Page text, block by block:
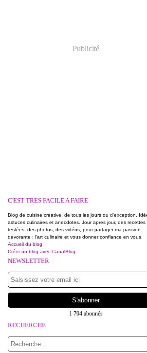
Publicité
C'EST TRES FACILE A FAIRE
Blog de cuisine créative, de tous les jours ou d'exception.
astuces culinaires et anecdotes. Jour apres jour, des recettes
testées, des photos, des vidéos, pour partager ma passion
dévorante : l'art culinaire et vous donner confiance en vous.
Accueil du blog
Créer un blog avec CanalBlog
NEWSLETTER
1 704 abonnés
RECHERCHE